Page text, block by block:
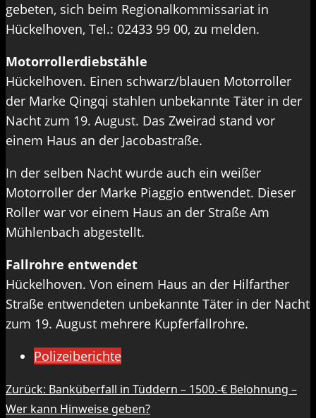
gebeten, sich beim Regionalkommissariat in
Hückelhoven, Tel.: 02433 99 00, zu melden.
Motorrollerdiebstähle
Hückelhoven. Einen schwarz/blauen Motorroller
der Marke Qingqi stahlen unbekannte Täter in der
Nacht zum 19. August. Das Zweirad stand vor
einem Haus an der Jacobastraße.
In der selben Nacht wurde auch ein weißer
Motorroller der Marke Piaggio entwendet. Dieser
Roller war vor einem Haus an der Straße Am
Mühlenbach abgestellt.
Fallrohre entwendet
Hückelhoven. Von einem Haus an der Hilfarther
Straße entwendeten unbekannte Täter in der Nacht
zum 19. August mehrere Kupferfallrohre.
Polizeiberichte
Beitragsnavigation
Zurück: Banküberfall in Tüddern – 1500.-€ Belohnung –
Wer kann Hinweise geben?